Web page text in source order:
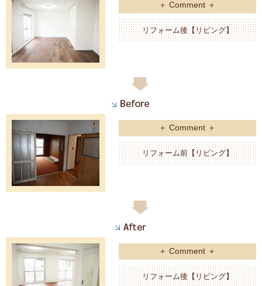
＋ Comment ＋
リフォーム後【リビング】
＋ Comment ＋
リフォーム前【リビング】
＋ Comment ＋
リフォーム後【リビング】